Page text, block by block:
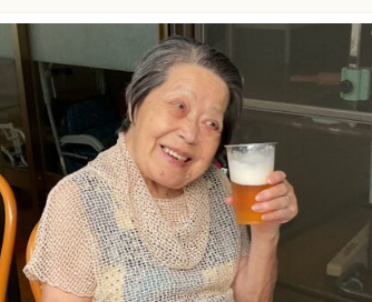
な
プ
ラ
ス